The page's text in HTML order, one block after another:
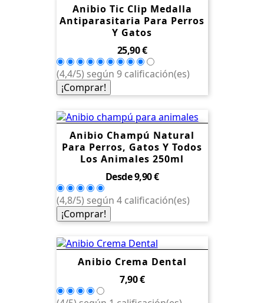
Anibio Tic Clip Medalla
Antiparasitaria Para Perros
Y Gatos
Precio
25,90 €
(4,4/5) según 9 calificación(es)
¡Comprar!
Anibio Champú Natural
Para Perros, Gatos Y Todos
Los Animales 250ml
DesdePrecio
9,90 €
(4,8/5) según 4 calificación(es)
¡Comprar!
Anibio Crema Dental
Precio
7,90 €